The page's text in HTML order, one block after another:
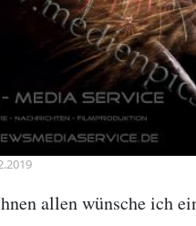
allen wünsche ich